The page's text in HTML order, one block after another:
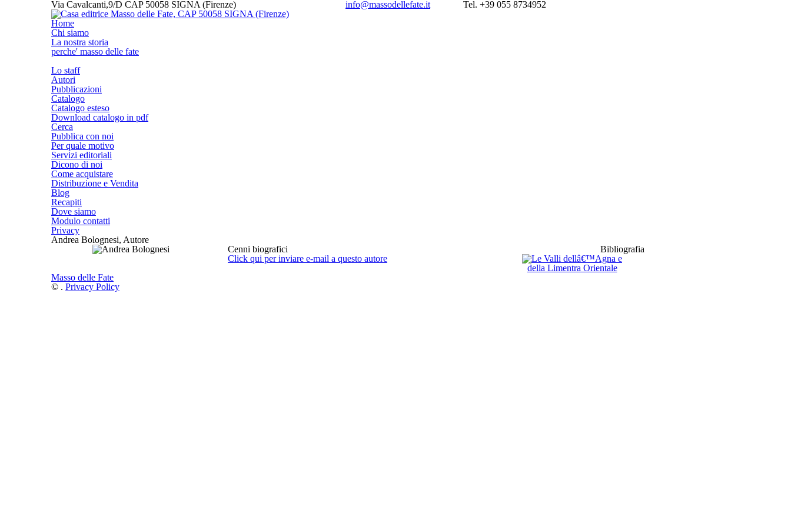
Via Cavalcanti,9/D CAP 50058 SIGNA (Firenze) info@massodellefate.it
Tel. +39 055 8734952
Home
Chi siamo
La nostra storia
perche' masso delle fate
Lo staff
Autori
Pubblicazioni
Catalogo
Catalogo esteso
Download catalogo in pdf
Cerca
Pubblica con noi
Per quale motivo
Servizi editoriali
Dicono di noi
Come acquistare
Distribuzione e Vendita
Blog
Recapiti
Dove siamo
Modulo contatti
Privacy
Andrea Bolognesi, Autore
Cenni biografici
Click qui per inviare e-mail a questo autore
Bibliografia
Masso delle Fate
© . Privacy Policy